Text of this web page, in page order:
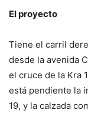
El proyecto
Tiene el carril
desde la avenida
el cruce de la Kra
está pendiente la
19, y la calzada